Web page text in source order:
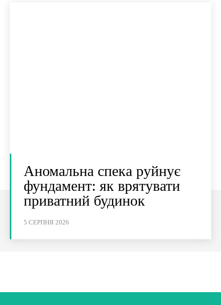
Аномальна спека руйнує
фундамент: як врятувати
приватний будинок
5 СЕРПНЯ 2026